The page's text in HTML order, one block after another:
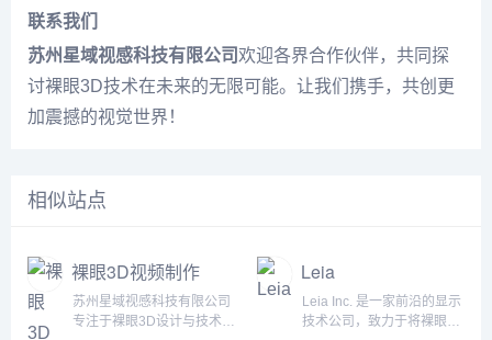
联系我们
苏州星域视感科技有限公司 欢迎各界合作伙伴，共同探
讨裸眼3D技术在未来的无限可能。让我们携手，共创更
加震撼的视觉世界！
相似站点
裸眼3D视频制作
苏州星域视感科技有限公司
专注于裸眼3D设计与技术应
Leia
Leia Inc. 是一家前沿的显示
技术公司，致力于将裸眼3D